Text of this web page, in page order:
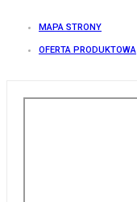
MAPA STRONY
OFERTA PRODUKTOWA